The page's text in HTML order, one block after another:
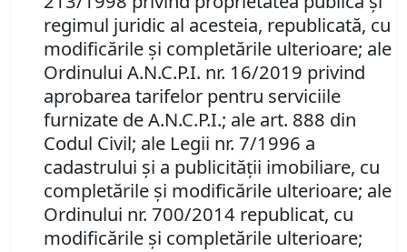
regimul juridic al acesteia, republicată, cu
modificările şi completările ulterioare; ale
Ordinului A.N.C.P.I. nr. 16/2019 privind
aprobarea tarifelor pentru serviciile
furnizate de A.N.C.P.I.; ale art. 888 din
Codul Civil; ale Legii nr. 7/1996 a
cadastrului şi a publicităţii imobiliare, cu
completările şi modificările ulterioare; ale
Ordinului nr. 700/2014 republicat, cu
modificările şi completările ulterioare;